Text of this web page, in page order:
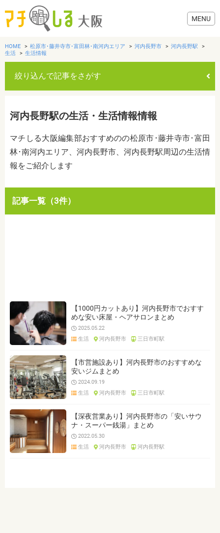
グルメ
歯医者・病院
美容・健康
生活
HOME 松原市･藤井寺市･富田林･南河内エリア 河内長野市
河内長野駅
生活
生活情報
絞り込んで記事をさがす
すべて グルメ
河内長野駅の生活・生活情報情報
マチしる大阪編集部おすすめのの松原市･藤井寺市･富田
林･南河内エリア、河内長野市、河内長野駅周辺の生活情
報をご紹介します
記事一覧（3件）
【1000円カットあり】河内長野市でおすす
めな安い床屋・ヘアサロンまとめ
2025.05.22
生活
河内長野市 三日市町駅
【市営施設あり】河内長野市のおすすめな
安いジムまとめ
2024.09.19
生活
河内長野市 三日市町駅
【深夜営業あり】河内長野市の「安いサウ
ナ・スーパー銭湯」まとめ
2022.05.30
生活
河内長野市 河内長野駅